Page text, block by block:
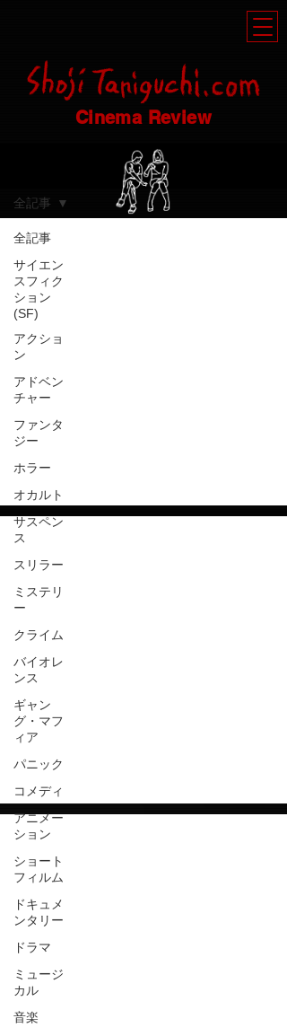
Cinema Review
全記事
サイエン
スフィク
ション
(SF)
アクショ
ン
アドベン
チャー
ファンタ
ジー
ホラー
オカルト
サスペン
ス
スリラー
ミステリ
ー
クライム
バイオレ
ンス
ギャン
グ・マフ
ィア
パニック
コメディ
アニメー
ション
ショート
フィルム
ドキュメ
ンタリー
ドラマ
ミュージ
カル
音楽
全記事
コンパニオン | Companion (2025)
of Killers (2025)